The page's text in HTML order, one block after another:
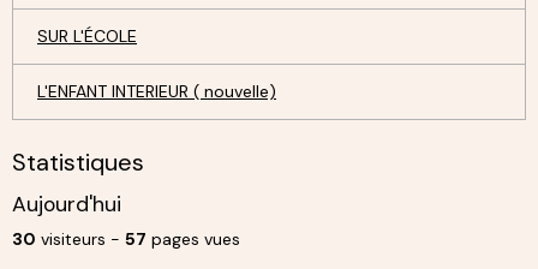
SUR L'ÉCOLE
L'ENFANT INTERIEUR ( nouvelle)
Statistiques
Aujourd'hui
30 visiteurs - 57 pages vues